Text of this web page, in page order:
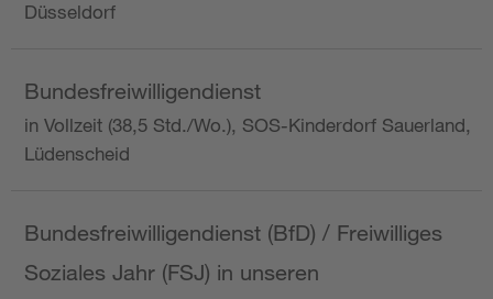
Düsseldorf
Bundesfreiwilligendienst
in Vollzeit (38,5 Std./Wo.), SOS-Kinderdorf Sauerland,
Lüdenscheid
Bundesfreiwilligendienst (BfD) / Freiwilliges
Soziales Jahr (FSJ) in unseren